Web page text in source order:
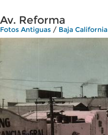
Av. Reforma
Fotos Antiguas / Baja California